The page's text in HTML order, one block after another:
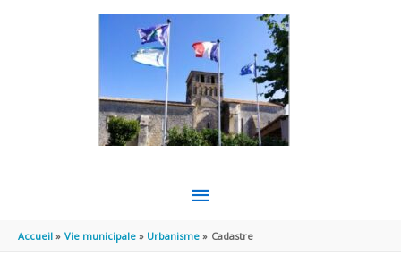
MENU
PRINCIPAL
Accueil Vie municipale Urbanisme Cadastre